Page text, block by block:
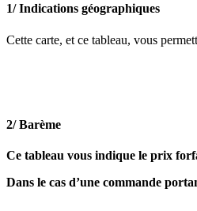
1/ Indications géographiques
Cette carte, et ce tableau, vous
2/ Barème
Ce tableau vous indique le prix
Dans le cas d’une commande